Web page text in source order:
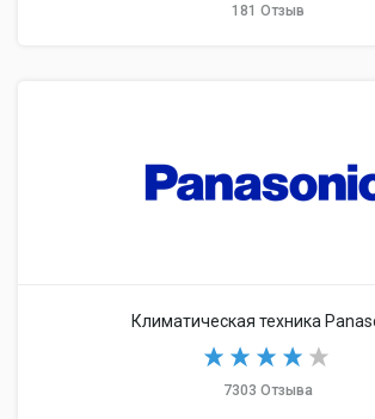
181 Отзыв
Климатическая техника
7303 Отзыва